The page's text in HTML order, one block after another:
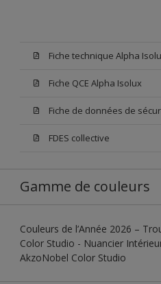
Fiche technique Alpha
Fiche QCE Alpha Isolux
FDES collective
Gamme de couleurs
Couleurs de l’Année 2026 –
Color Studio - Nuancier
AkzoNobel Color Studio